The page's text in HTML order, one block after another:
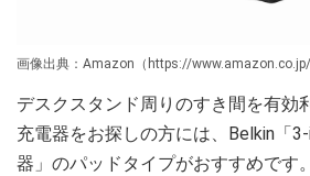
画像出典：Amazon（https://www.amazon.co.jp/
デスクスタンド周りのすき間を有効
充電器をお探しの方には、Belkin「
器」のパッドタイプがおすすめです。